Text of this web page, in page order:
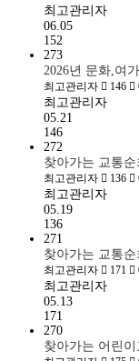
최고관리자
06.05
152
273
2026년 문화,여
최고관리자 146
최고관리자
05.21
146
272
찾아가는 교통
최고관리자 136
최고관리자
05.19
136
271
찾아가는 교통
최고관리자 171
최고관리자
05.13
171
270
찾아가는 어린